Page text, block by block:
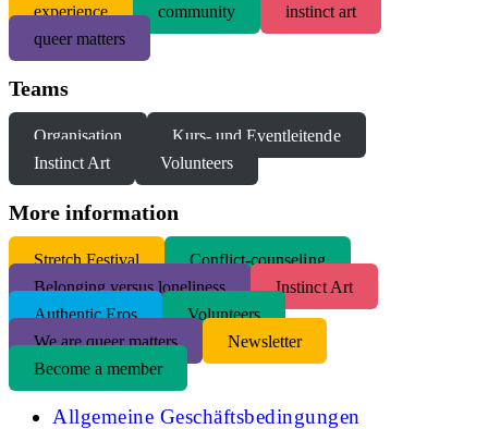
experience community
instinct art
queer matters
Teams
Organisation
Kurs- und Eventleitende
Instinct Art
Volunteers
More information
Stretch Festival
Conflict-counseling
Belonging versus loneliness
Instinct Art
Authentic Eros
Volunteers
We are queer matters
Newsletter
Become a member
Allgemeine Geschäftsbedingungen